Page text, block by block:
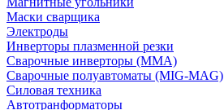
Маски сварщика
Электроды
Инверторы плазменной резки
Сварочные инверторы (MMA)
Сварочные полуавтоматы (MIG-MAG)
Силовая техника
Автотранформаторы